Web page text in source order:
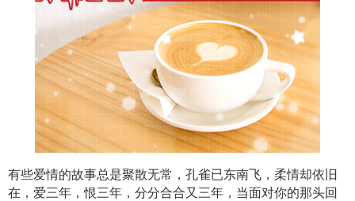
有些爱情的故事总是聚散无常，孔雀已东南飞，柔情却依旧
在，爱三年，恨三年，分分合合又三年，当面对你的那头回